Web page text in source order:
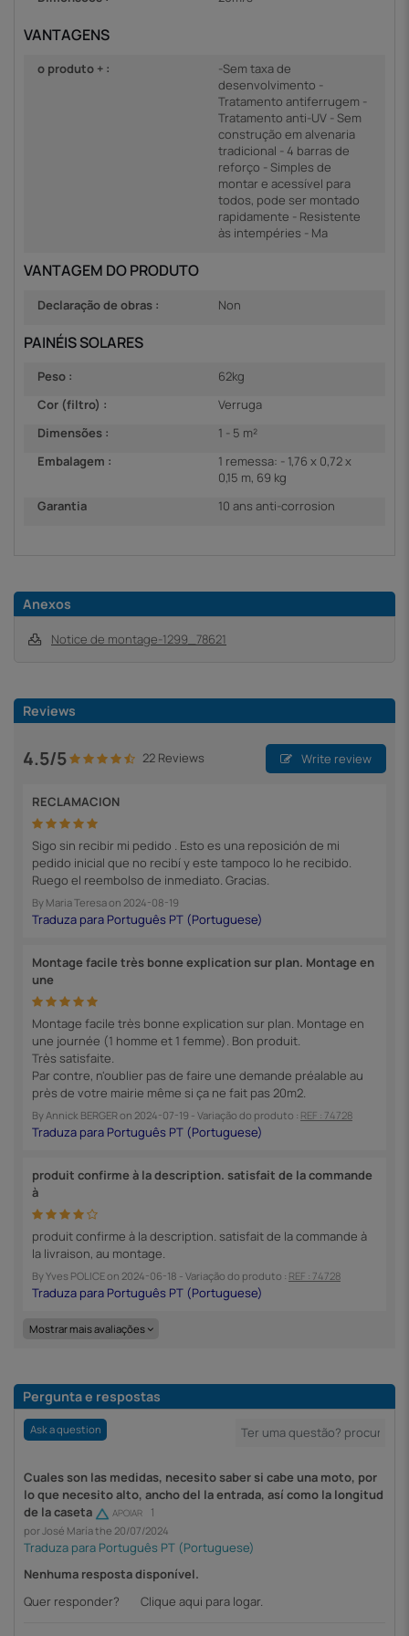
VANTAGENS
o produto + :
-Sem taxa de
desenvolvimento -
Tratamento antiferrugem -
Tratamento anti-UV - Sem
construção em alvenaria
tradicional - 4 barras de
reforço - Simples de
montar e acessível para
todos, pode ser montado
rapidamente - Resistente
às intempéries - Ma
VANTAGEM DO PRODUTO
Declaração de obras : Non
PAINÉIS SOLARES
Peso :
62kg
Cor (filtro) :
Verruga
Dimensões :
1 - 5 m²
Embalagem :
1 remessa: - 1,76 x 0,72 x
0,15 m, 69 kg
Garantia
10 ans anti-corrosion
Anexos
Notice de montage-1299_78621
Reviews
4.5/5 22 Reviews Write review
RECLAMACION
Sigo sin recibir mi pedido . Esto es una reposición de mi
pedido inicial que no recibí y este tampoco lo he recibido.
Ruego el reembolso de inmediato. Gracias.
By Maria Teresaon 2024-08-19
Montage facile très bonne explication sur plan. Montage en
une
Montage facile très bonne explication sur plan. Montage en
une journée (1 homme et 1 femme). Bon produit.
Très satisfaite.
Par contre, n'oublier pas de faire une demande préalable au
près de votre mairie même si ça ne fait pas 20m2.
By Annick BERGERon 2024-07-19 - Variação do produto : REF : 74728
produit confirme à la description. satisfait de la commande
à
produit confirme à la description. satisfait de la commande à
la livraison, au montage.
ByYves POLICEon 2024-06-18 - Variação do produto : REF : 74728
Mostrar mais avaliações
Pergunta e respostas
Ask a question
Cuales son las medidas, necesito saber si cabe una moto, por
lo que necesito alto, ancho del la entrada, así como la longitud
de la caseta
APOIAR 1
por José María the 20/07/2024
Nenhuma resposta disponível.
Quer responder?
Clique aqui para logar.